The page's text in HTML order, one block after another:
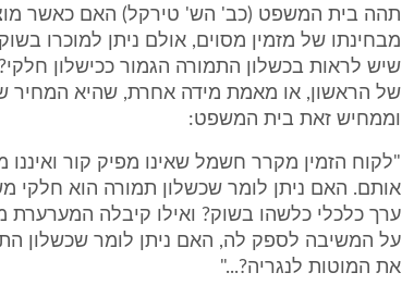
תהה בית המשפט (כב' הש' טירקל) האם כאשר
מבחינתו של מזמין מסוים, אולם ניתן למוכרו
שיש לראות בכשלון התמורה הגמור ככישלון
של הראשון, או מאמת מידה אחרת, שהיא המחיר
וממחיש זאת בית המשפט:
"לקוח הזמין מקרר חשמל שאינו מפיק קור
אותם. האם ניתן לומר שכשלון תמורה הוא חלקי
ערך כלכלי כלשהו בשוק? ואילו קיבלה
על המשיבה לספק לה, האם ניתן לומר שכשלון
את המוטות לנגריה?..."